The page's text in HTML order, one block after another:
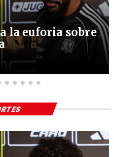
la euforia sobre